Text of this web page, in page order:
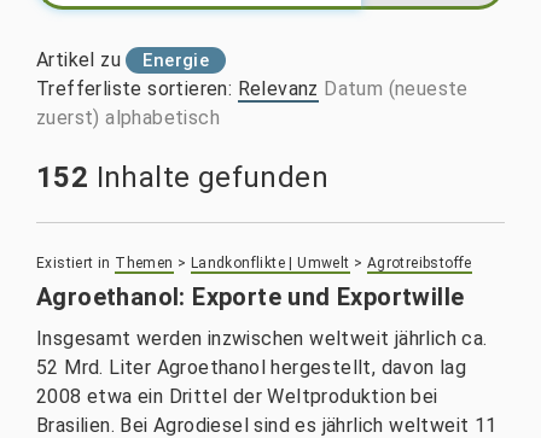
Artikel zu Energie
Trefferliste sortieren: Relevanz Datum (neueste
zuerst) alphabetisch
152 Inhalte gefunden
Existiert in Themen > Landkonflikte | Umwelt > Agrotreibstoffe
Agroethanol: Exporte und Exportwille
Insgesamt werden inzwischen weltweit jährlich ca.
52 Mrd. Liter Agroethanol hergestellt, davon lag
2008 etwa ein Drittel der Weltproduktion bei
Brasilien. Bei Agrodiesel sind es jährlich weltweit 11